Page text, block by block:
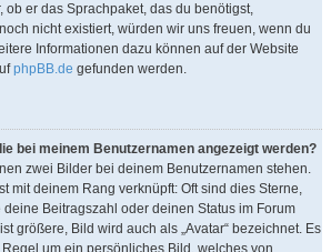
ob er das Sprachpaket, das du benötigst,
nicht existiert, würden wir uns freuen, wenn du
Informationen dazu können auf der Website
phpBB.de gefunden werden.
bei meinem Benutzernamen angezeigt werden?
zwei Bilder bei deinem Benutzernamen stehen.
mit deinem Rang verknüpft: Oft sind dies Sterne,
deine Beitragszahl oder deinen Status im Forum
größere, Bild wird auch als „Avatar“ bezeichnet. Es
um ein persönliches Bild, welches von